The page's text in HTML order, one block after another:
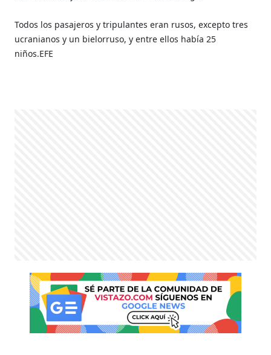
Todos los pasajeros y tripulantes eran rusos, excepto tres
ucranianos y un bielorruso, y entre ellos había 25
niños.EFE